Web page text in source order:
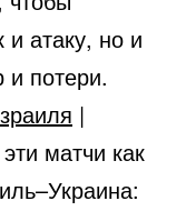
и атаку, но и
и потери.
|
матчи как